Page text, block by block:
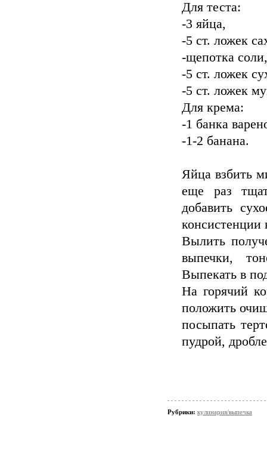
Для теста:
-3 яйца,
-5 ст. ложек
-щепотка соли,
-5 ст. ложек
-5 ст. ложек
Для крема:
-1 банка
-1-2 банана.
Яйца взбить
еще раз
добавить
Вылить
выпечки,
Выпекать в
На горячий
положить
посыпать
пудрой,
Рубрики: кулинария/выпечка